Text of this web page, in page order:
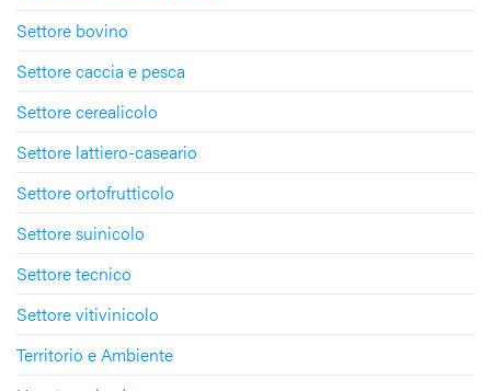
Settore bovino
Settore caccia e pesca
Settore cerealicolo
Settore lattiero-caseario
Settore ortofrutticolo
Settore suinicolo
Settore tecnico
Settore vitivinicolo
Territorio e Ambiente